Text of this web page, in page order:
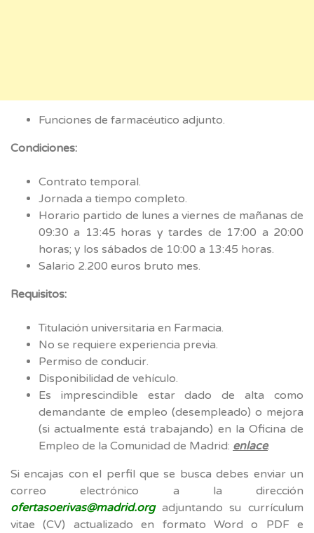
Funciones de farmacéutico adjunto.
Condiciones:
Contrato temporal.
Jornada a tiempo completo.
Horario partido de lunes a viernes de mañanas de
09:30 a 13:45 horas y tardes de 17:00 a 20:00
horas; y los sábados de 10:00 a 13:45 horas.
Salario 2.200 euros bruto mes.
Requisitos:
Titulación universitaria en Farmacia.
No se requiere experiencia previa.
Permiso de conducir.
Disponibilidad de vehículo.
Es imprescindible estar dado de alta como
demandante de empleo (desempleado) o mejora
(si actualmente está trabajando) en la Oficina de
Empleo de la Comunidad de Madrid: enlace.
Si encajas con el perfil que se busca debes enviar un
correo electrónico a la dirección
ofertasoerivas@madrid.orgadjuntando su currículum
vitae (CV) actualizado en formato Word o PDF e